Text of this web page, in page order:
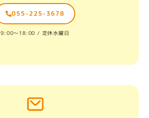
055-225-3678
9:00〜18:00 / 定休水曜日